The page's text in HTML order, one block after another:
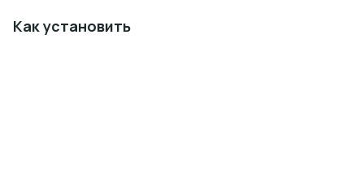
Как установить